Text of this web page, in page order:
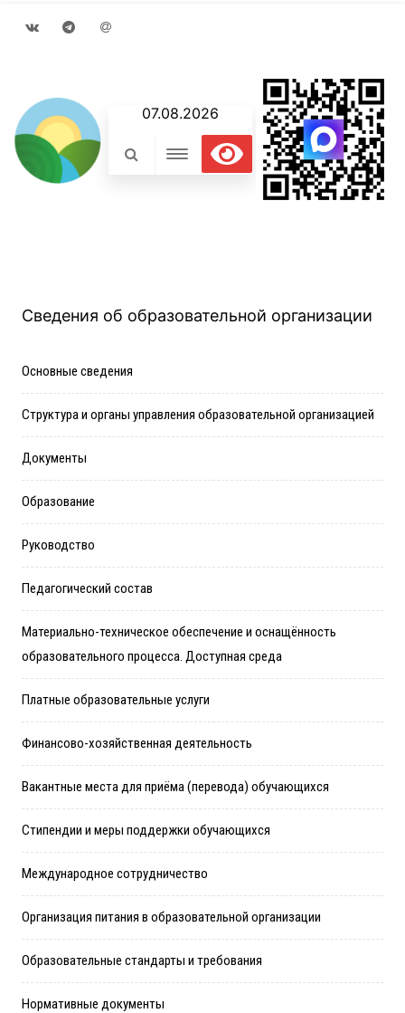
07.08.2026
Сведения об образовательной организации
Основные сведения
Структура и органы управления образовательной организацией
Документы
Образование
Руководство
Педагогический состав
Материально-техническое обеспечение и оснащённость
образовательного процесса. Доступная среда
Платные образовательные услуги
Финансово-хозяйственная деятельность
Вакантные места для приёма (перевода) обучающихся
Стипендии и меры поддержки обучающихся
Международное сотрудничество
Организация питания в образовательной организации
Образовательные стандарты и требования
Нормативные документы